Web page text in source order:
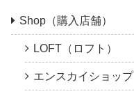
Shop（購入店舗）
LOFT（ロフト）
エンスカイショップ